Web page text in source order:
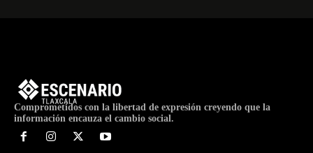
Comprometidos con la libertad de expresión creyendo que la
información encauza el cambio social.